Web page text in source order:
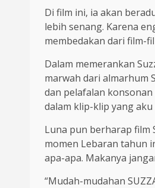
Di film ini, ia akan
lebih senang. Karena
membedakan dari film-
Dalam memerankan
marwah dari almarhum
dan pelafalan
dalam klip-klip yang
Luna pun berharap film
momen Lebaran tahun
apa-apa. Makanya
“Mudah-mudahan